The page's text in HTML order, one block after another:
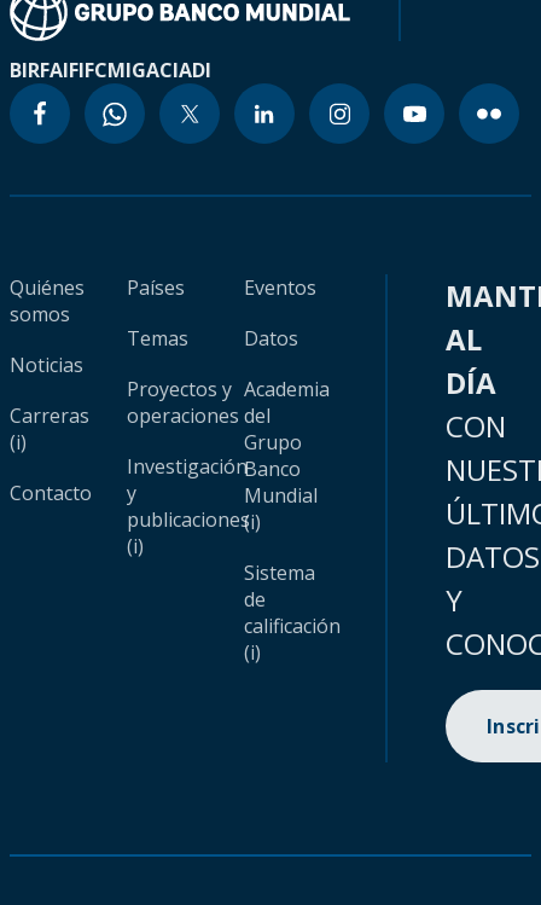
BIRFAIFIFCMIGACIADI
Quiénes
somos
Noticias
Carreras
(i)
Contacto
Países
Temas
Proyectos y
operaciones
Investigación
y
publicaciones
(i)
Eventos
Datos
Academia
del
Grupo
Banco
Mundial
(i)
Sistema
de
calificación
(i)
AL
DÍA
CON
DATOS
Y